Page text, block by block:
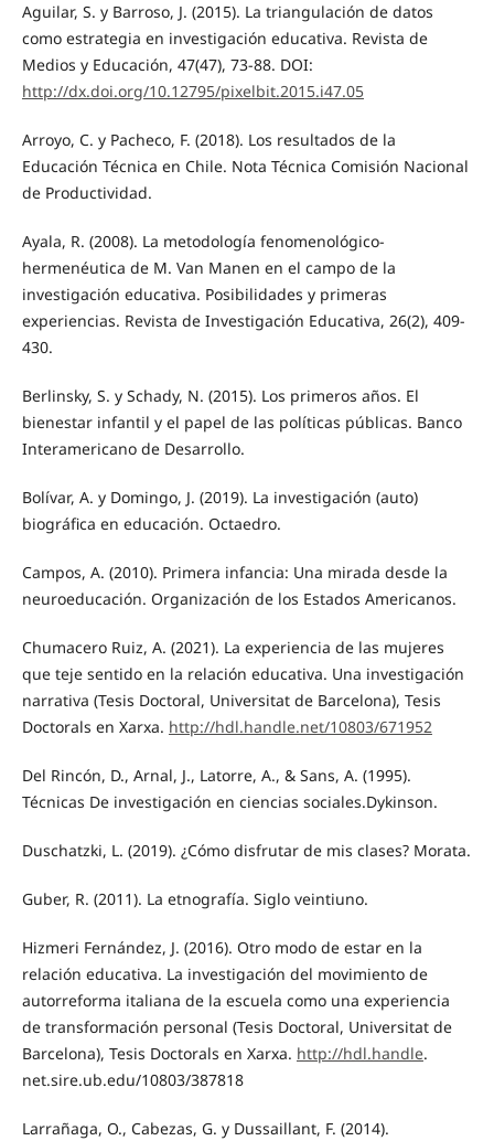
Aguilar, S. y Barroso, J. (2015). La triangulación de datos
como estrategia en investigación educativa. Revista de
Medios y Educación, 47(47), 73-88. DOI:
http://dx.doi.org/10.12795/pixelbit.2015.i47.05
Arroyo, C. y Pacheco, F. (2018). Los resultados de la
Educación Técnica en Chile. Nota Técnica Comisión Nacional
de Productividad.
Ayala, R. (2008). La metodología fenomenológico-
hermenéutica de M. Van Manen en el campo de la
investigación educativa. Posibilidades y primeras
experiencias. Revista de Investigación Educativa, 26(2), 409-
430.
Berlinsky, S. y Schady, N. (2015). Los primeros años. El
bienestar infantil y el papel de las políticas públicas. Banco
Interamericano de Desarrollo.
Bolívar, A. y Domingo, J. (2019). La investigación (auto)
biográfica en educación. Octaedro.
Campos, A. (2010). Primera infancia: Una mirada desde la
neuroeducación. Organización de los Estados Americanos.
Chumacero Ruiz, A. (2021). La experiencia de las mujeres
que teje sentido en la relación educativa. Una investigación
narrativa (Tesis Doctoral, Universitat de Barcelona), Tesis
Doctorals en Xarxa. http://hdl.handle.net/10803/671952
Del Rincón, D., Arnal, J., Latorre, A., & Sans, A. (1995).
Técnicas De investigación en ciencias sociales.Dykinson.
Duschatzki, L. (2019). ¿Cómo disfrutar de mis clases? Morata.
Guber, R. (2011). La etnografía. Siglo veintiuno.
Hizmeri Fernández, J. (2016). Otro modo de estar en la
relación educativa. La investigación del movimiento de
autorreforma italiana de la escuela como una experiencia
de transformación personal (Tesis Doctoral, Universitat de
Barcelona), Tesis Doctorals en Xarxa. http://hdl.handle.
net.sire.ub.edu/10803/387818
Larrañaga, O., Cabezas, G. y Dussaillant, F. (2014).